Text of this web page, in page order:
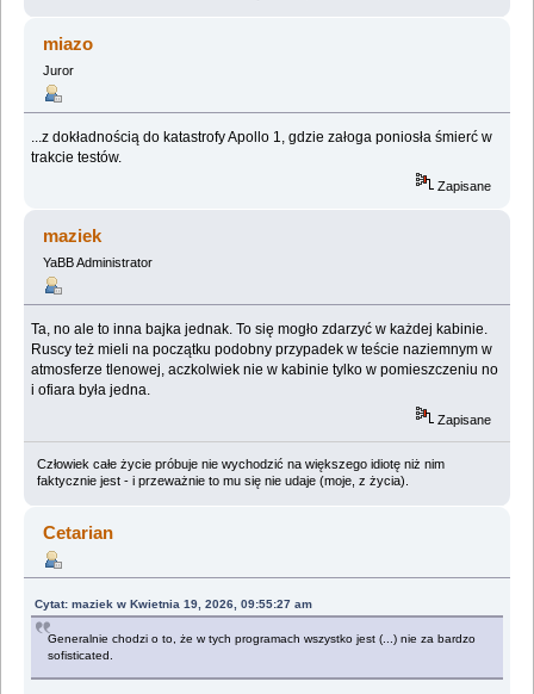
miazo
Juror
...z dokładnością do katastrofy Apollo 1, gdzie załoga poniosła śmierć w
trakcie testów.
Zapisane
maziek
YaBB Administrator
Ta, no ale to inna bajka jednak. To się mogło zdarzyć w każdej kabinie.
Ruscy też mieli na początku podobny przypadek w teście naziemnym w
atmosferze tlenowej, aczkolwiek nie w kabinie tylko w pomieszczeniu no
i ofiara była jedna.
Zapisane
Człowiek całe życie próbuje nie wychodzić na większego idiotę niż nim
faktycznie jest - i przeważnie to mu się nie udaje (moje, z życia).
Cetarian
Cytat: maziek w Kwietnia 19, 2026, 09:55:27 am
Generalnie chodzi o to, że w tych programach wszystko jest (...) nie za bardzo
sofisticated.